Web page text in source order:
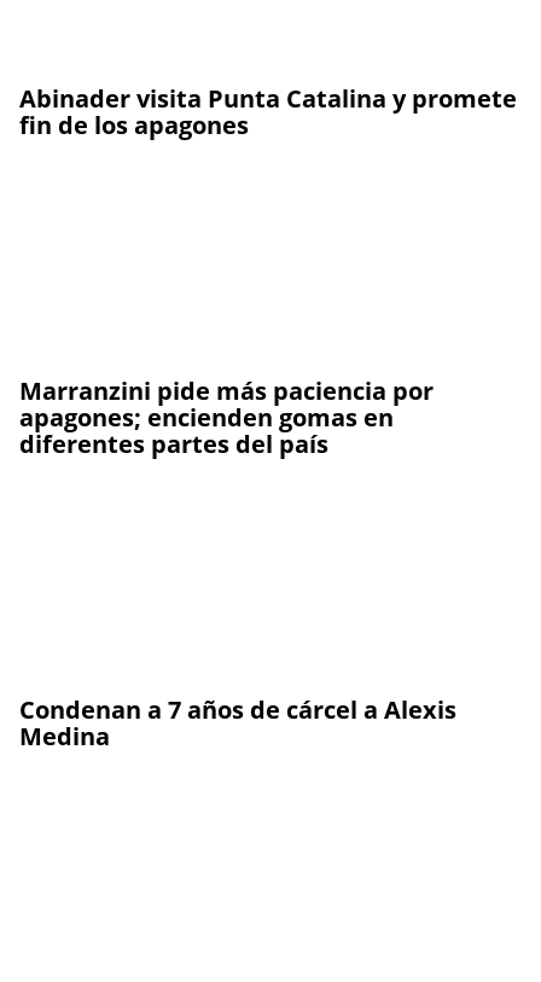
Abinader visita Punta Catalina y promete
fin de los apagones
Marranzini pide más paciencia por
apagones; encienden gomas en
diferentes partes del país
Condenan a 7 años de cárcel a Alexis
Medina